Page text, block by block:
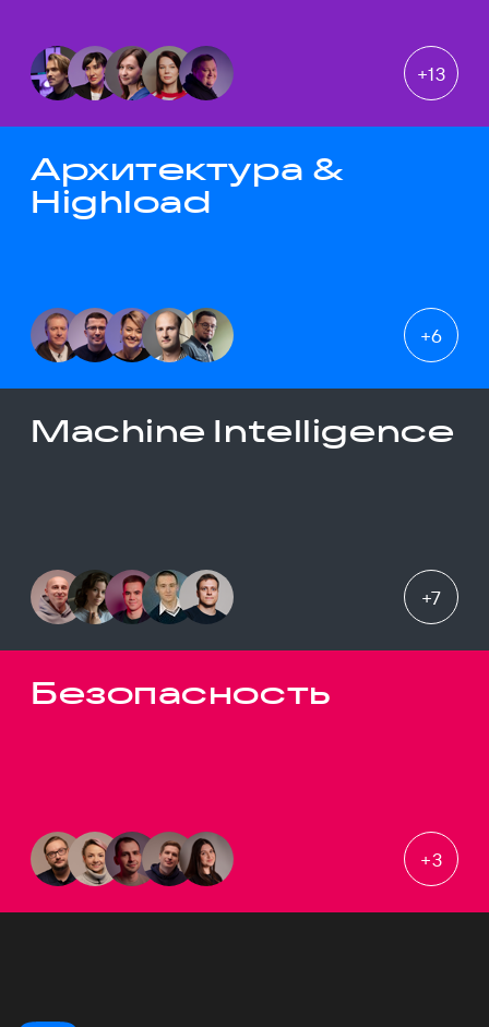
+13
Архитектура &
Highload
+6
Machine Intelligence
+7
Безопасность
+3